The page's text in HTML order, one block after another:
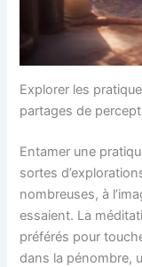
Explorer les
partages de
Entamer une
sortes
nombreuses, à
essaient. La
préférés pour
dans la pénombre,